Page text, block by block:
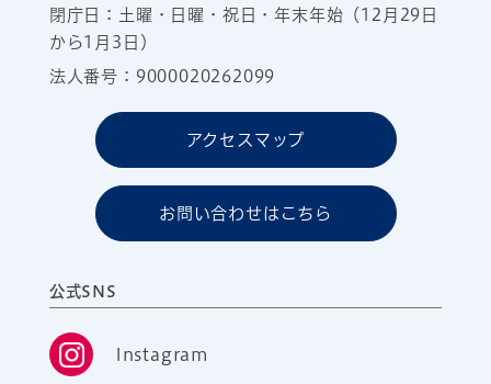
閉庁日：土曜・日曜・祝日・年末年始（12月29日
から1月3日）
法人番号：9000020262099
アクセスマップ
お問い合わせはこちら
公式SNS
Instagram